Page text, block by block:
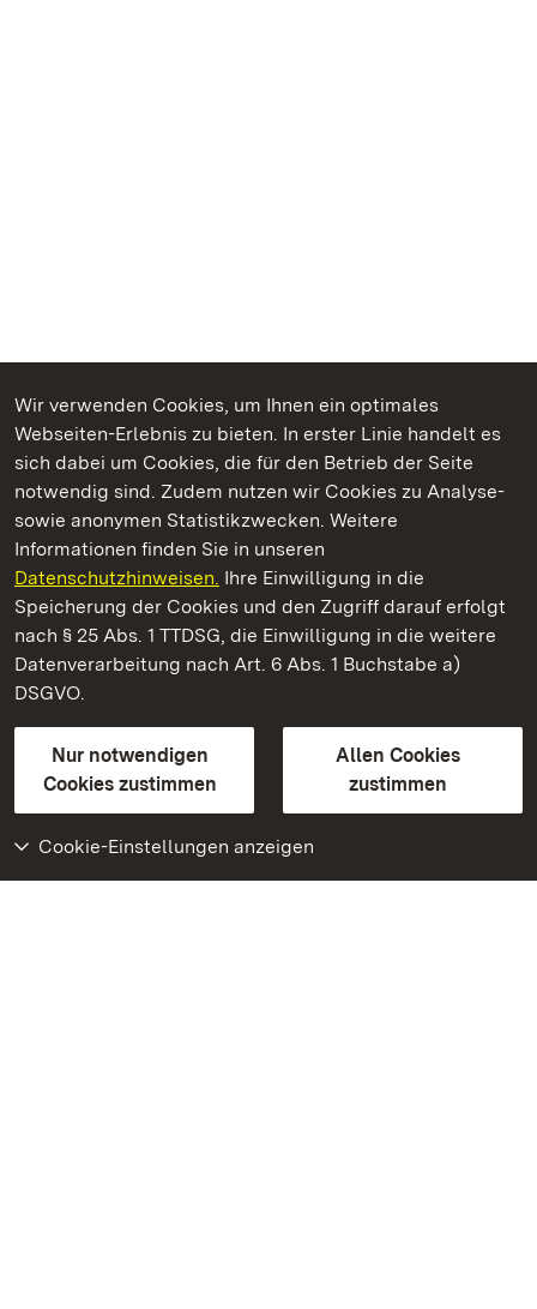
Wir verwenden Cookies, um Ihnen ein optimales
Webseiten-Erlebnis zu bieten. In erster Linie handelt es
sich dabei um Cookies, die für den Betrieb der Seite
notwendig sind. Zudem nutzen wir Cookies zu Analyse-
sowie anonymen Statistikzwecken. Weitere
Informationen finden Sie in unseren
Datenschutzhinweisen. Ihre Einwilligung in die
Speicherung der Cookies und den Zugriff darauf erfolgt
nach § 25 Abs. 1 TTDSG, die Einwilligung in die weitere
Datenverarbeitung nach Art. 6 Abs. 1 Buchstabe a)
DSGVO.
Nur notwendigen
Cookies zustimmen
Allen Cookies
zustimmen
Cookie-Einstellungen anzeigen
Kommen. Staunen. Genießen.
Schloss Solitude
Staatliche Schlösser und Gärten Baden-Württemberg
Kontakt
GebärdenspracheLeichte Sprache
Erklärung zur Barrierefreiheit
BITV-konform (geprüfte Seiten)
Weiteres